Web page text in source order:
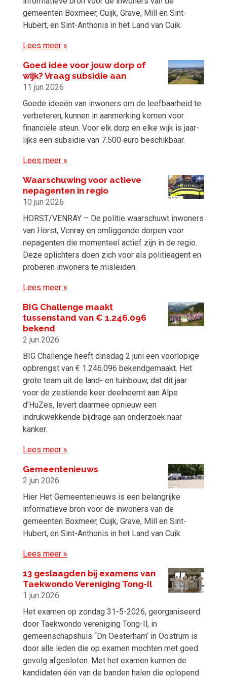
gemeenten Boxmeer, Cuijk, Grave, Mill en Sint-
Hubert, en Sint-Anthonis in het Land van Cuik.
Lees meer »
Goed idee voor jouw dorp of
wijk? Vraag subsidie aan
11 jun 2026
Goede ideeën van inwoners om de leefbaarheid te
verbeteren, kunnen in aanmerking komen voor
financiële steun. Voor elk dorp en elke wijk is jaar-
lijks een subsidie van 7.500 euro beschikbaar.
Lees meer »
Waarschuwing voor actieve
nepagenten in regio
10 jun 2026
HORST/VENRAY – De politie waarschuwt inwoners
van Horst, Venray en omliggende dorpen voor
nepagenten die momenteel actief zijn in de regio.
Deze oplichters doen zich voor als politieagent en
proberen inwoners te misleiden.
Lees meer »
BIG Challenge maakt
tussenstand van € 1.246.096
bekend
2 jun 2026
BIG Challenge heeft dinsdag 2 juni een voorlopige
opbrengst van € 1.246.096 bekendgemaakt. Het
grote team uit de land- en tuinbouw, dat dit jaar
voor de zestiende keer deelneemt aan Alpe
d’HuZes, levert daarmee opnieuw een
indrukwekkende bijdrage aan onderzoek naar
kanker.
Lees meer »
Gemeentenieuws
2 jun 2026
Hier Het Gemeentenieuws is een belangrijke
informatieve bron voor de inwoners van de
gemeenten Boxmeer, Cuijk, Grave, Mill en Sint-
Hubert, en Sint-Anthonis in het Land van Cuik.
Lees meer »
13 geslaagden bij examens van
Taekwondo Vereniging Tong-Il
1 jun 2026
Het examen op zondag 31-5-2026, georganiseerd
door Taekwondo vereniging Tong-Il, in
gemeenschapshuis “Dn Oesterham‘ in Oostrum is
door alle leden die op examen mochten met goed
gevolg afgesloten. Met het examen kunnen de
kandidaten één van de banden halen die oplopend